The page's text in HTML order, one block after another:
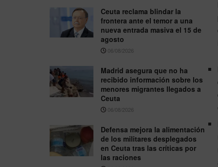
Ceuta reclama blindar la
frontera ante el temor a una
nueva entrada masiva el 15 de
agosto
06/08/2026
Madrid asegura que no ha
recibido información sobre los
menores migrantes llegados a
Ceuta
06/08/2026
Defensa mejora la alimentación
de los militares desplegados
en Ceuta tras las críticas por
las raciones